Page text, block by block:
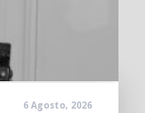
6 Agosto, 2026